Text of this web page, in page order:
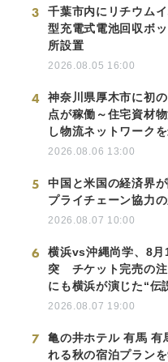
3
千葉市内にリチウム
型充電式電池回収ボ
所設置
2026.08.05 16:00
4
神奈川県厚木市に初
点が稼働～住宅資材
し物流ネットワーク
2026.08.06 13:00
5
中国と米国の経済界
プライチェーン協力
2026.08.07 10:00
6
横浜vs沖縄尚学、8月
突 チケット完売の
にも横浜が演じた“伝
2026.08.07 19:00
7
亀の井ホテル 有馬 有
れる秋の宿泊プラン